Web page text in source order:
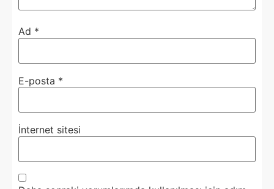
Ad *
E-posta *
İnternet sitesi